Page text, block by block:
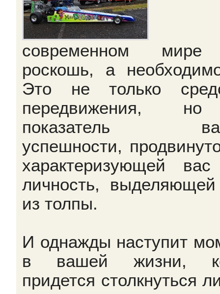
современном
роскошь, а
Это не только
передвижения,
показатель
успешности,
характеризующей
личность,
из толпы.
И однажды наступит
в вашей жизни,
придется столкнуться